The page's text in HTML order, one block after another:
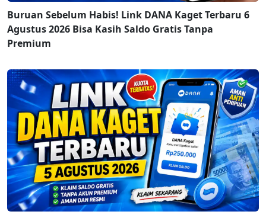
Buruan Sebelum Habis! Link DANA Kaget Terbaru 6
Agustus 2026 Bisa Kasih Saldo Gratis Tanpa
Premium